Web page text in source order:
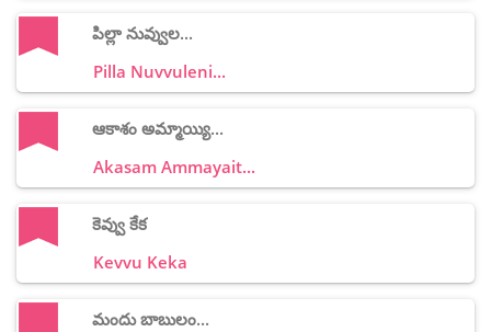
పిల్లా నువ్వుల...
Pilla Nuvvuleni...
ఆకాశం అమ్మాయ్యి...
Akasam Ammayait...
కెవ్వు కేక
Kevvu Keka
మందు బాబులం...